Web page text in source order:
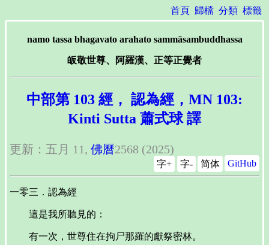
首頁 歸檔 分類 標籤
namo tassa bhagavato arahato sammāsambuddhassa
皈敬世尊、阿羅漢、正等正覺者
中部第 103 經， 認為經，MN 103:
Kinti Sutta 蕭式球 譯
更新：五月 11, 佛曆2568 (2025)
GitHub
简体
字+ 字-
一零三．認為經
這是我所聽見的：
有一次，世尊住在拘尸那羅的獻祭密林。